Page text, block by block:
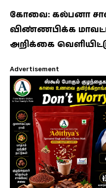
கோவை: கல்பனா
விண்ணபிக்க
அறிக்கை
Advertisement